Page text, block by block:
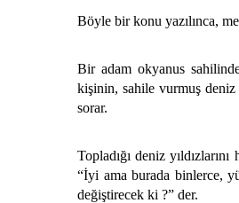
Böyle bir konu yazılınca,
Bir adam okyanus
kişinin, sahile vurmuş deniz
sorar.
Topladığı deniz
“İyi ama burada binlerce,
değiştirecek ki ?” der.